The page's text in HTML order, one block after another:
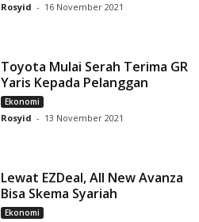
Rosyid - 16 November 2021
Toyota Mulai Serah Terima GR
Yaris Kepada Pelanggan
Ekonomi
Rosyid - 13 November 2021
Lewat EZDeal, All New Avanza
Bisa Skema Syariah
Ekonomi